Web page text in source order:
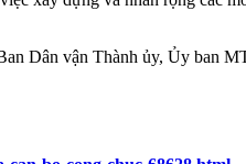
Dân vận Thành ủy, Ủy